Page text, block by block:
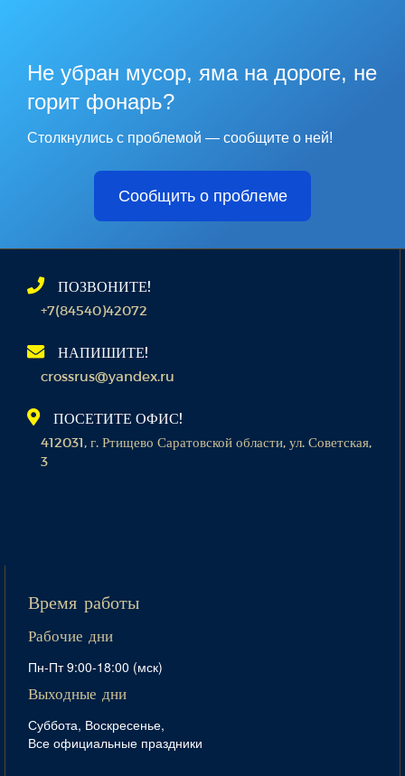
Не убран мусор, яма на дороге, не
горит фонарь?
Столкнулись с проблемой — сообщите о ней!
Сообщить о проблеме
ПОЗВОНИТЕ!
+7(84540)42072
НАПИШИТЕ!
crossrus@yandex.ru
ПОСЕТИТЕ ОФИС!
412031, г. Ртищево Саратовской области, ул. Советская,
3
Время работы
Рабочие дни
Пн-Пт 9:00-18:00 (мск)
Выходные дни
Суббота, Воскресенье,
Все официальные праздники